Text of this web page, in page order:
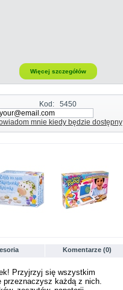
Więcej szczegółów
Kod: 5450
mnie kiedy będzie dostępny
Komentarze (0)
Przyjrzyj się wszystkim
przeznaczysz każdą z nich.